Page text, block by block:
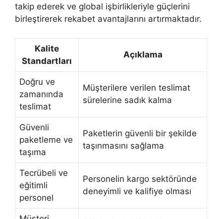
takip ederek ve global işbirlikleriyle güçlerini
birleştirerek rekabet avantajlarını artırmaktadır.
Kalite
Standartları
Açıklama
Doğru ve
zamanında
teslimat
Müşterilere verilen teslimat
sürelerine sadık kalma
Güvenli
paketleme ve
taşıma
Paketlerin güvenli bir şekilde
taşınmasını sağlama
Tecrübeli ve
eğitimli
personel
Personelin kargo sektöründe
deneyimli ve kalifiye olması